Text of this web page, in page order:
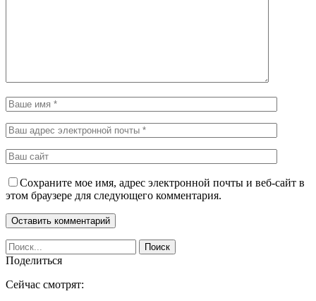
Сохраните мое имя, адрес электронной почты и веб-сайт в
этом браузере для следующего комментария.
Поделиться
Сейчас смотрят: